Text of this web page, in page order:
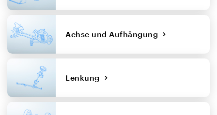
Achse und Aufhängung
Lenkung